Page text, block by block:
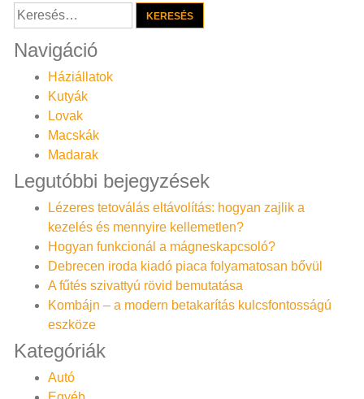
Keresés:
Navigáció
Háziállatok
Kutyák
Lovak
Macskák
Madarak
Legutóbbi bejegyzések
Lézeres tetoválás eltávolítás: hogyan zajlik a
kezelés és mennyire kellemetlen?
Hogyan funkcionál a mágneskapcsoló?
Debrecen iroda kiadó piaca folyamatosan bővül
A fűtés szivattyú rövid bemutatása
Kombájn – a modern betakarítás kulcsfontosságú
eszköze
Kategóriák
Autó